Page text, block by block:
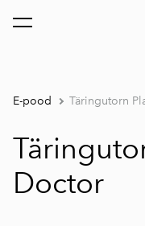
lisati ostukorvi.
E-pood Täringutorn
Doctor